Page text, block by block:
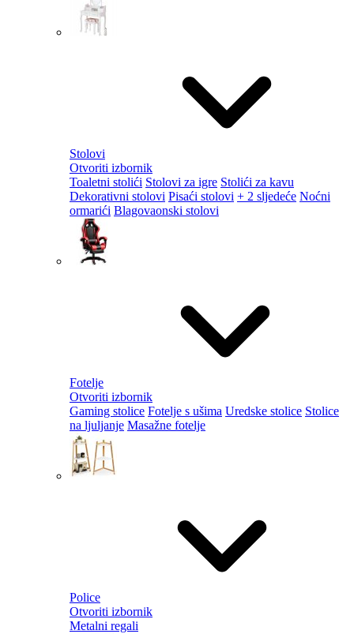
Stolovi
Otvoriti izbornik
Toaletni stolići Stolovi za igre Stolići za kavu
Dekorativni stolovi Pisaći stolovi + 2 sljedeće Noćni
ormarići Blagovaonski stolovi
Fotelje
Otvoriti izbornik
Gaming stolice Fotelje s ušima Uredske stolice Stolice
na ljuljanje Masažne fotelje
Police
Otvoriti izbornik
Metalni regali